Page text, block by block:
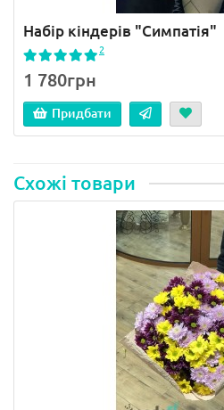
Набір кіндерів "Симпатія"
2
1 780грн
Придбати
Схожі товари